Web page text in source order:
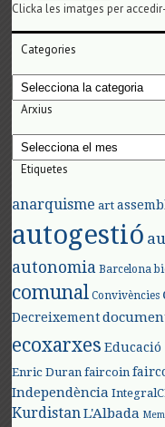
Clicka les imatges per
Categories
Categories
Arxius
Arxius
Etiquetes
anarquisme art
autogestió
autonomia Barcelona
comunal Convivències
Decreixement
ecoxarxes
Enric Duran faircoin
Independència
KurdistanL'Albada